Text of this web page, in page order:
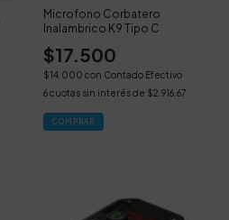
Microfono Corbatero
Inalambrico K9 Tipo C
$17.500
$14.000 con Contado Efectivo
6 cuotas sin interés de $2.916,67